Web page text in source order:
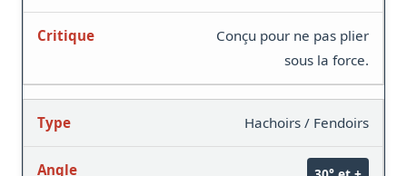
Conçu pour ne pas plier
sous la force.
Hachoirs / Fendoirs